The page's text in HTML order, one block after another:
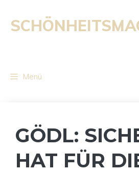
Inhalt
springen
Menü
GÖDL:
HAT FÜR